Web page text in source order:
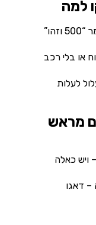
אם כולם מציעים 1200 ₪ ומישהו אומר “500 וזהו”
או בלי רכב
לעלות
מראש
ויש כאלה
דאגו